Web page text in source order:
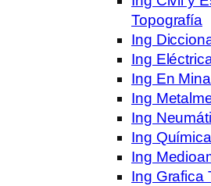
Topografía
Ing
Ing
Ing En
Ing
Ing
Ing
Ing
Ing Grafica